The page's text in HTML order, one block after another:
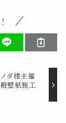
ダ様主催
壁紙施工